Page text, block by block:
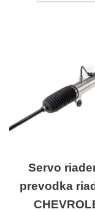
Servo
prevodka